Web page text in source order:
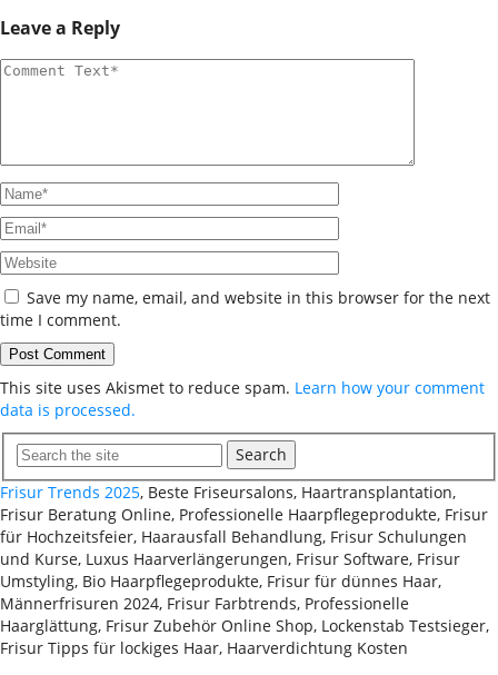
Leave a Reply
Save my name, email, and website in this browser for the next
time I comment.
This site uses Akismet to reduce spam. Learn how your comment
data is processed.
Search
Frisur Trends 2025, Beste Friseursalons, Haartransplantation,
Frisur Beratung Online, Professionelle Haarpflegeprodukte, Frisur
für Hochzeitsfeier, Haarausfall Behandlung, Frisur Schulungen
und Kurse, Luxus Haarverlängerungen, Frisur Software, Frisur
Umstyling, Bio Haarpflegeprodukte, Frisur für dünnes Haar,
Männerfrisuren 2024, Frisur Farbtrends, Professionelle
Haarglättung, Frisur Zubehör Online Shop, Lockenstab Testsieger,
Frisur Tipps für lockiges Haar, Haarverdichtung Kosten